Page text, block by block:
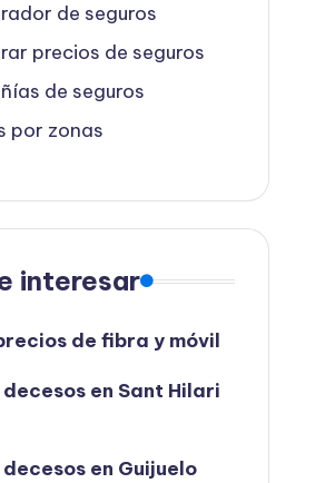
de seguros
precios de seguros
de seguros
por zonas
interesar
de fibra y móvil
en Sant Hilari
en Guijuelo